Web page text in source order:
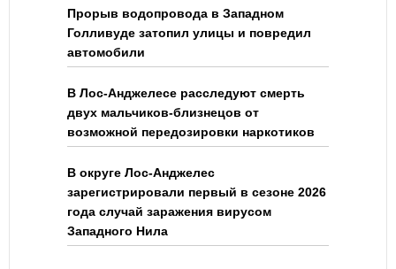
Прорыв водопровода в Западном
Голливуде затопил улицы и повредил
автомобили
В Лос-Анджелесе расследуют смерть
двух мальчиков-близнецов от
возможной передозировки наркотиков
В округе Лос-Анджелес
зарегистрировали первый в сезоне 2026
года случай заражения вирусом
Западного Нила